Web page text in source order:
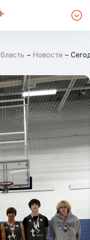
Новости